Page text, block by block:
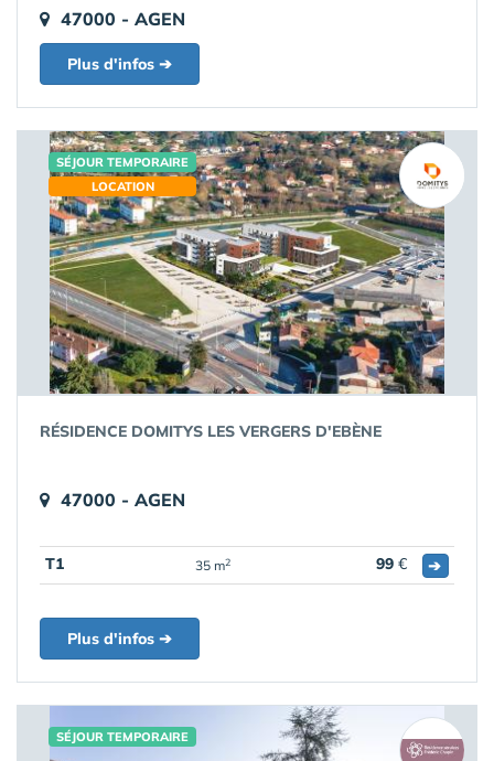
47000 - AGEN
Plus d'infos ➔
SÉJOUR TEMPORAIRE
LOCATION
RÉSIDENCE DOMITYS LES VERGERS D'EBÈNE
47000 - AGEN
T1 35 m2 99 € ➔
Plus d'infos ➔
SÉJOUR TEMPORAIRE